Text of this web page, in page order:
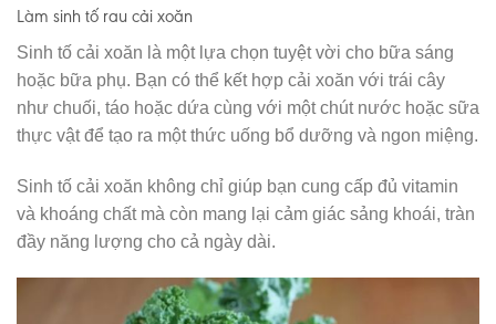
Làm sinh tố rau cải xoăn
Sinh tố cải xoăn là một lựa chọn tuyệt vời cho bữa sáng
hoặc bữa phụ. Bạn có thể kết hợp cải xoăn với trái cây
như chuối, táo hoặc dứa cùng với một chút nước hoặc sữa
thực vật để tạo ra một thức uống bổ dưỡng và ngon miệng.
Sinh tố cải xoăn không chỉ giúp bạn cung cấp đủ vitamin
và khoáng chất mà còn mang lại cảm giác sảng khoái, tràn
đầy năng lượng cho cả ngày dài.